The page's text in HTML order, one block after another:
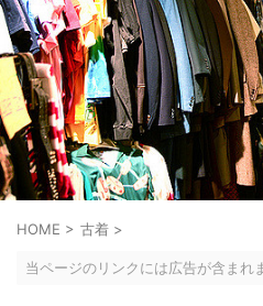
HOME > 古着 >
当ページのリンクには広告が含まれ